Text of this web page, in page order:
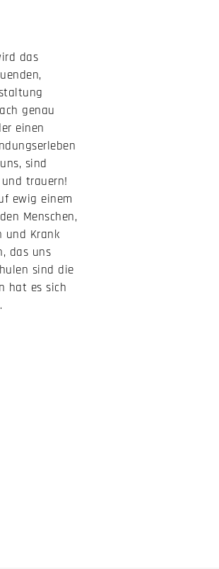
das
genau
einen
sind
trauern!
ewig einem
Menschen,
und Krank
das uns
sind die
hat es sich